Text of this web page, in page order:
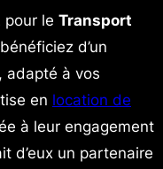
pour le Transport
d’un
adapté à vos
en location de
à leur engagement
d’eux un partenaire